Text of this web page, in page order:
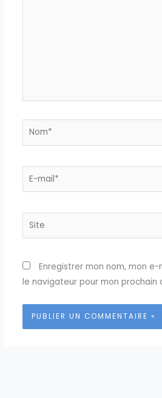
Nom*
E-
Site
Enregistrer mon nom, mon
le navigateur pour mon prochain